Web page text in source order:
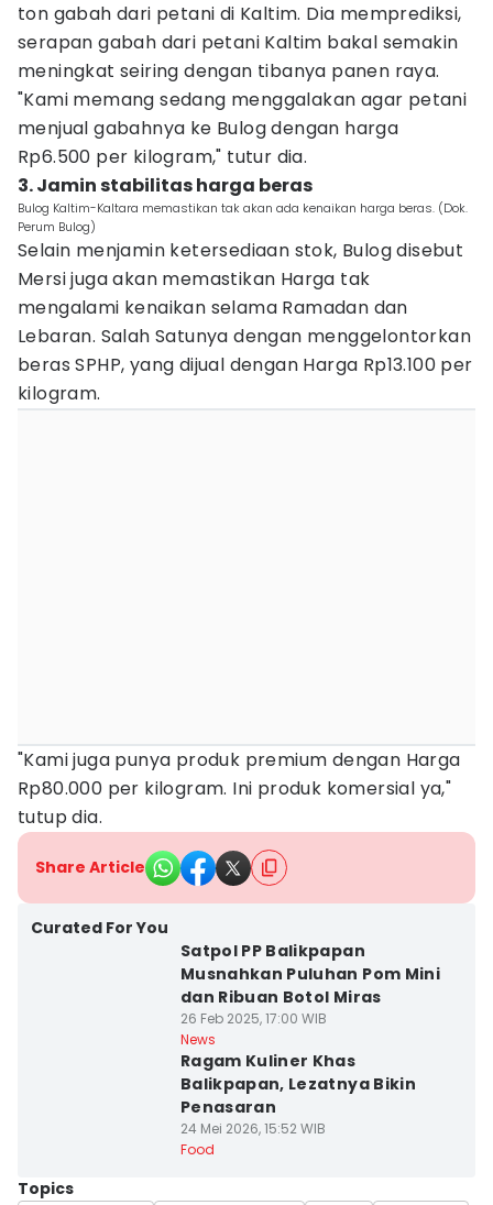
ton gabah dari petani di Kaltim. Dia memprediksi,
serapan gabah dari petani Kaltim bakal semakin
meningkat seiring dengan tibanya panen raya.
"Kami memang sedang menggalakan agar petani
menjual gabahnya ke Bulog dengan harga
Rp6.500 per kilogram," tutur dia.
3. Jamin stabilitas harga beras
Bulog Kaltim-Kaltara memastikan tak akan ada kenaikan harga beras. (Dok.
Perum Bulog)
Selain menjamin ketersediaan stok, Bulog disebut
Mersi juga akan memastikan Harga tak
mengalami kenaikan selama Ramadan dan
Lebaran. Salah Satunya dengan menggelontorkan
beras SPHP, yang dijual dengan Harga Rp13.100 per
kilogram.
"Kami juga punya produk premium dengan Harga
Rp80.000 per kilogram. Ini produk komersial ya,"
tutup dia.
Share Article
Curated For You
Satpol PP Balikpapan
Musnahkan Puluhan Pom Mini
dan Ribuan Botol Miras
26 Feb 2025, 17:00 WIB
News
Ragam Kuliner Khas
Balikpapan, Lezatnya Bikin
Penasaran
24 Mei 2026, 15:52 WIB
Food
Topics